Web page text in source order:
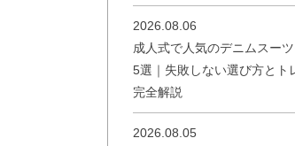
2026.08.06
成人式で人気のデニムスー
5選｜失敗しない選び方とト
完全解説
2026.08.05